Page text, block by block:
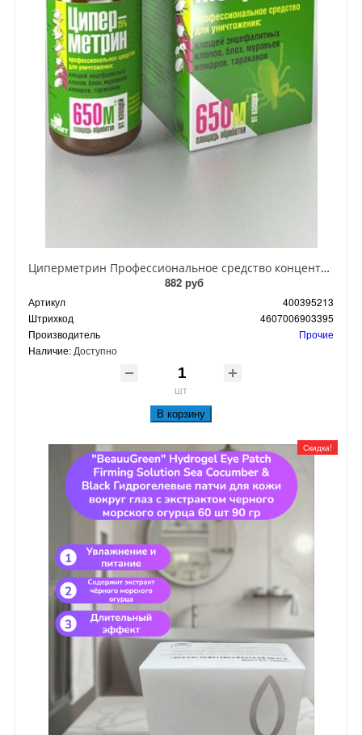
Циперметрин Профессиональное средство концентрат эмульсии 25% для уничтожения тараканов, мух,комаров, блох, клопов, муравьев, ос 50 мл
882 руб
Артикул
400395213
Штрихкод
4607006903395
Производитель
Прочие
Наличие: Доступно
шт
В корзину
Скидка!